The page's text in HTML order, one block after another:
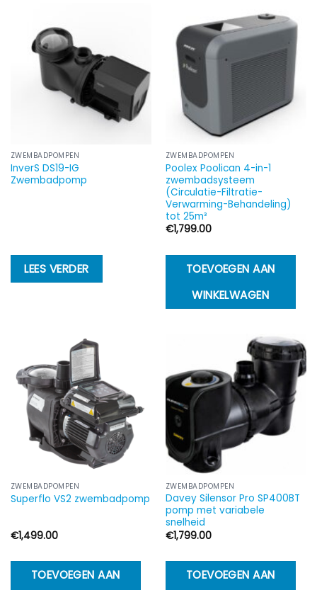
ZWEMBADPOMPEN
InverS DS19-IG
Zwembadpomp
LEES VERDER
ZWEMBADPOMPEN
Poolex Poolican 4-in-1
zwembadsysteem
(Circulatie-Filtratie-
Verwarming-Behandeling)
tot 25m³
€1,799.00
TOEVOEGEN AAN
WINKELWAGEN
ZWEMBADPOMPEN
Superflo VS2 zwembadpomp
€1,499.00
TOEVOEGEN AAN
ZWEMBADPOMPEN
Davey Silensor Pro SP400BT
pomp met variabele
snelheid
€1,799.00
TOEVOEGEN AAN